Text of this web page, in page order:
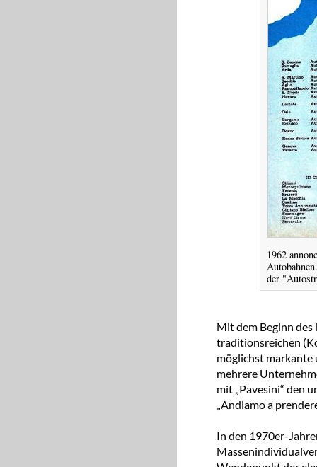
1962
der
Mit dem Beginn
traditionsreichen
möglichst markante
mehrere
mit „Pavesini“ den
„Andiamo a
In den 1970er-